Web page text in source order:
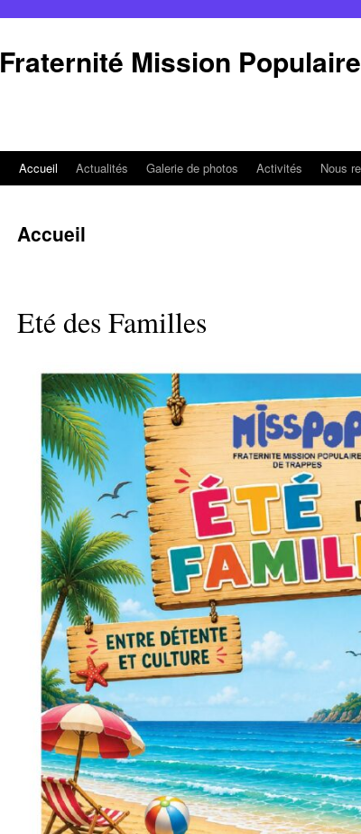
contenu
Fraternité Mission
Accueil Actualités Galerie de photos Activités Nous
Accueil
Eté des Familles